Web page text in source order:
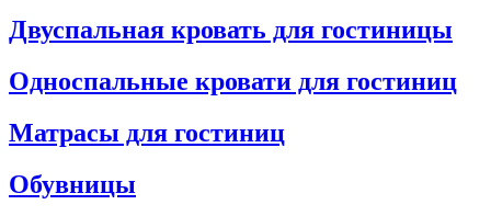
Двуспальная кровать для гостиницы
Односпальные кровати для гостиниц
Матрасы для гостиниц
Обувницы